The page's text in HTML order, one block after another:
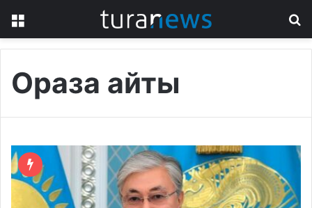
Ораза айты